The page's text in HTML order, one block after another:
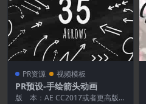
PR资源 视频模板
PR预设-手绘箭头动画
版 本：AE CC2017或者更高版